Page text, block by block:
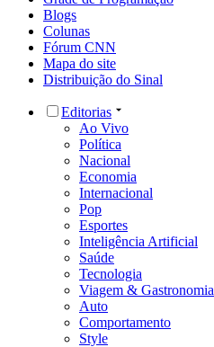
Blogs
Colunas
Fórum CNN
Mapa do site
Distribuição do Sinal
Editorias
Ao Vivo
Política
Nacional
Economia
Internacional
Pop
Esportes
Inteligência Artificial
Saúde
Tecnologia
Viagem & Gastronomia
Auto
Comportamento
Style